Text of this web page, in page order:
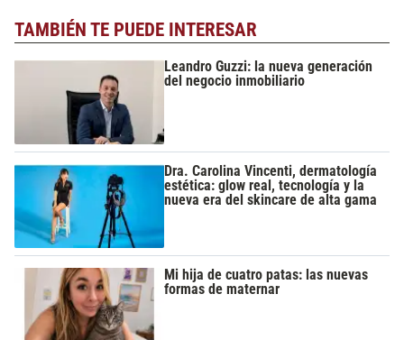
TAMBIÉN TE PUEDE INTERESAR
Leandro Guzzi: la nueva generación
del negocio inmobiliario
Dra. Carolina Vincenti, dermatología
estética: glow real, tecnología y la
nueva era del skincare de alta gama
Mi hija de cuatro patas: las nuevas
formas de maternar